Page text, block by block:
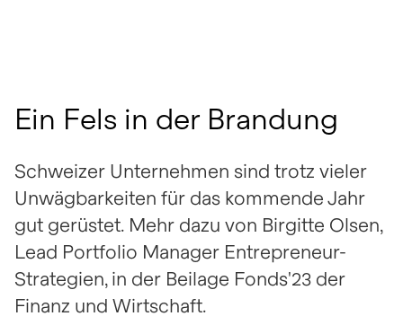
Ein Fels in der Brandung
Schweizer Unternehmen sind trotz vieler
Unwägbarkeiten für das kommende Jahr
gut gerüstet. Mehr dazu von Birgitte Olsen,
Lead Portfolio Manager Entrepreneur-
Strategien, in der Beilage Fonds'23 der
Finanz und Wirtschaft.